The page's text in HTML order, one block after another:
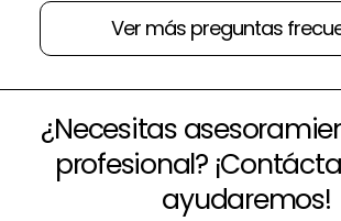
Ver más preguntas
¿Necesitas
profesional?
ayudaremos!